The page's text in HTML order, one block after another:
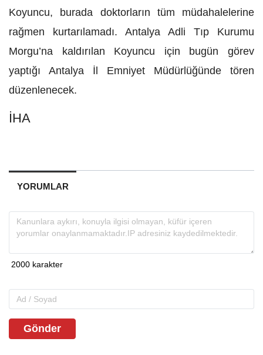
Koyuncu, burada doktorların tüm müdahalelerine
rağmen kurtarılamadı. Antalya Adli Tıp Kurumu
Morgu’na kaldırılan Koyuncu için bugün görev
yaptığı Antalya İl Emniyet Müdürlüğünde tören
düzenlenecek.
İHA
YORUMLAR
Gönder